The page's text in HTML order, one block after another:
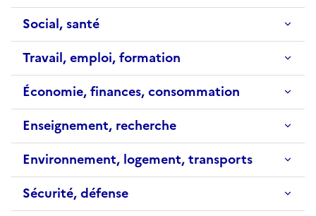
Social, santé
Travail, emploi, formation
Économie, finances, consommation
Enseignement, recherche
Environnement, logement, transports
Sécurité, défense